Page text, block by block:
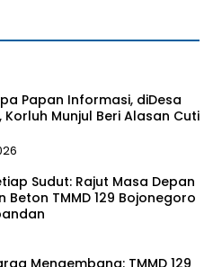
Papan Informasi, diDesa
Korluh Munjul Beri Alasan Cuti
Sudut: Rajut Masa Depan
Beton TMMD 129 Bojonegoro